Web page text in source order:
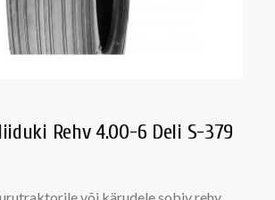
Rehv 4.00-6 Deli S-379